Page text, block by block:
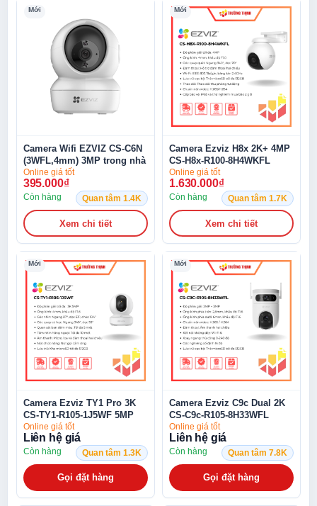
Mới
Camera Wifi EZVIZ CS-C6N
(3WFL,4mm) 3MP trong nhà
Online giá tốt
395.000₫
Còn hàng Quan tâm 1.4K
Xem chi tiết
Mới
Camera Ezviz H8x 2K+ 4MP
CS-H8x-R100-8H4WKFL
ColorFULL
Online giá tốt
1.630.000₫
Còn hàng Quan tâm 1.7K
Xem chi tiết
Mới
Camera Ezviz TY1 Pro 3K
CS-TY1-R105-1J5WF 5MP
WiFi kép
Online giá tốt
Liên hệ giá
Còn hàng Quan tâm 1.3K
Gọi đặt hàng
Mới
Camera Ezviz C9c Dual 2K
CS-C9c-R105-8H33WFL
3MP+3MP hai ống kính
Online giá tốt
Liên hệ giá
Còn hàng Quan tâm 7.8K
Gọi đặt hàng